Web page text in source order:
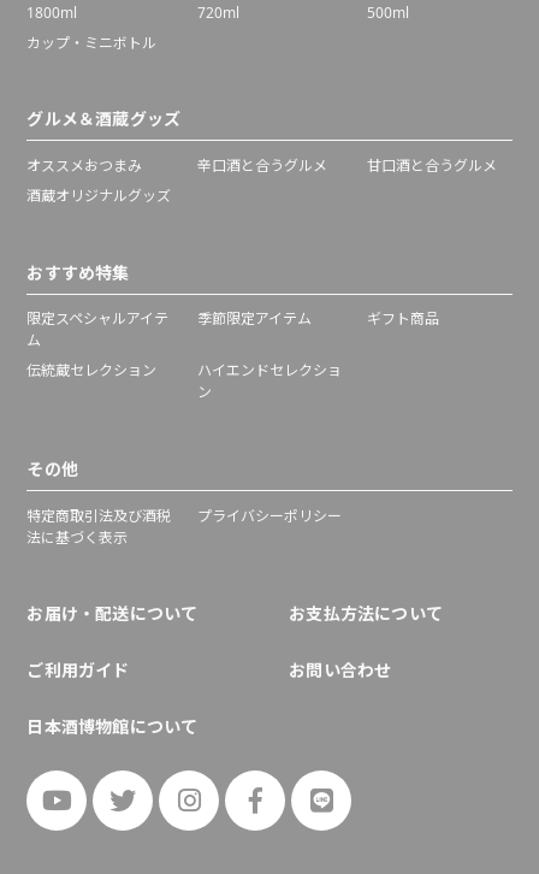
1800ml 720ml
500ml
カップ・ミニボトル
グルメ＆酒蔵グッズ
オススメおつまみ 辛口酒と合うグルメ
甘口酒と合うグルメ
酒蔵オリジナルグッズ
おすすめ特集
限定スペシャルアイテ
ム
季節限定アイテム ギフト商品
伝統蔵セレクション
ハイエンドセレクショ
ン
その他
特定商取引法及び酒税
法に基づく表示
プライバシーポリシー
お届け・配送について お支払方法について
ご利用ガイド お問い合わせ
日本酒博物館について